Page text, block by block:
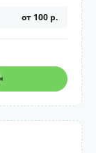
от 100 р.